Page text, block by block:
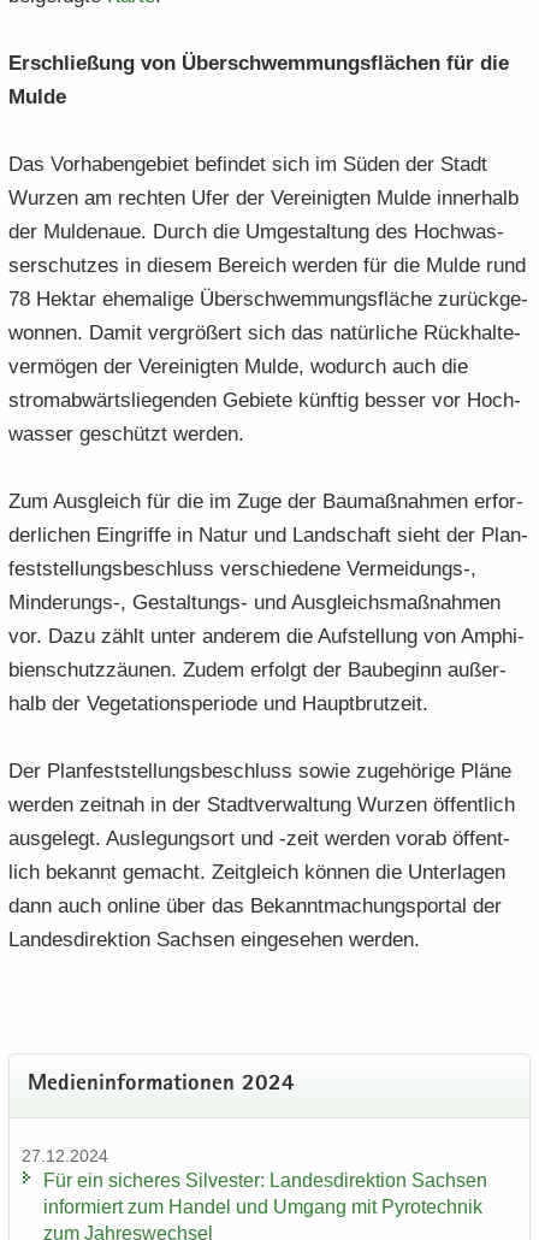
Er­schlie­ßung von Über­schwem­mungs­flä­chen für die
Mulde
Das Vor­ha­ben­ge­biet be­fin­det sich im Süden der Stadt
Wur­zen am rech­ten Ufer der Ver­ei­nig­ten Mulde in­ner­halb
der Mul­de­naue. Durch die Um­ge­stal­tung des Hoch­was­
ser­schut­zes in die­sem Be­reich wer­den für die Mulde rund
78 Hekt­ar ehe­ma­li­ge Über­schwem­mungs­flä­che zu­rück­ge­
won­nen. Damit ver­grö­ßert sich das na­tür­li­che Rück­hal­te­
ver­mö­gen der Ver­ei­nig­ten Mulde, wo­durch auch die
strom­ab­wärts­lie­gen­den Ge­bie­te künf­tig bes­ser vor Hoch­
was­ser ge­schützt wer­den.
Zum Aus­gleich für die im Zuge der Bau­maß­nah­men er­for­
der­li­chen Ein­grif­fe in Natur und Land­schaft sieht der Plan­
fest­stel­lungs­be­schluss ver­schie­de­ne Vermeidungs-​,
Minderungs-​, Gestaltungs-​ und Aus­gleichs­maß­nah­men
vor. Dazu zählt unter an­de­rem die Auf­stel­lung von Am­phi­
bi­en­schutz­zäu­nen. Zudem er­folgt der Bau­be­ginn au­ßer­
halb der Ve­ge­ta­ti­ons­pe­ri­ode und Haupt­brut­zeit.
Der Plan­fest­stel­lungs­be­schluss sowie zu­ge­hö­ri­ge Pläne
wer­den zeit­nah in der Stadt­ver­wal­tung Wur­zen öf­fent­lich
aus­ge­legt. Aus­le­gungs­ort und -zeit wer­den vorab öf­fent­
lich be­kannt ge­macht. Zeit­gleich kön­nen die Un­ter­la­gen
dann auch on­line über das Be­kannt­ma­chungs­por­tal der
Lan­des­di­rek­ti­on Sach­sen ein­ge­se­hen wer­den.
Me­di­en­in­for­ma­tio­nen 2024
27.12.2024
Für ein si­che­res Sil­ves­ter: Lan­des­di­rek­ti­on Sach­sen
in­for­miert zum Han­del und Um­gang mit Py­ro­tech­nik
zum Jah­res­wech­sel